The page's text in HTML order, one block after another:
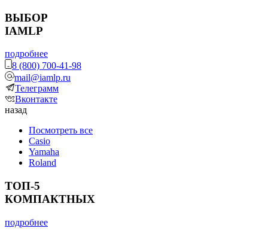
ВЫБОР
IAMLP
подробнее
8 (800) 700-41-98
mail@iamlp.ru
Телеграмм
Вконтакте
назад
Посмотреть все
Casio
Yamaha
Roland
ТОП-5
КОМПАКТНЫХ
подробнее